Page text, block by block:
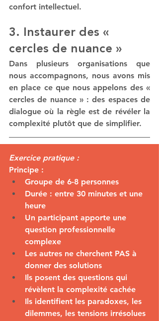
confort intellectuel.
3. Instaurer des «
cercles de nuance »
Dans plusieurs organisations que
nous accompagnons, nous avons mis
en place ce que nous appelons des «
cercles de nuance » : des espaces de
dialogue où la règle est de révéler la
complexité plutôt que de simplifier.
Exercice pratique :
Principe :
Groupe de 6-8 personnes
Durée : entre 30 minutes et une
heure
Un participant apporte une
question professionnelle
complexe
Les autres ne cherchent PAS à
donner des solutions
Ils posent des questions qui
révèlent la complexité cachée
Ils identifient les paradoxes, les
dilemmes, les tensions irrésolues